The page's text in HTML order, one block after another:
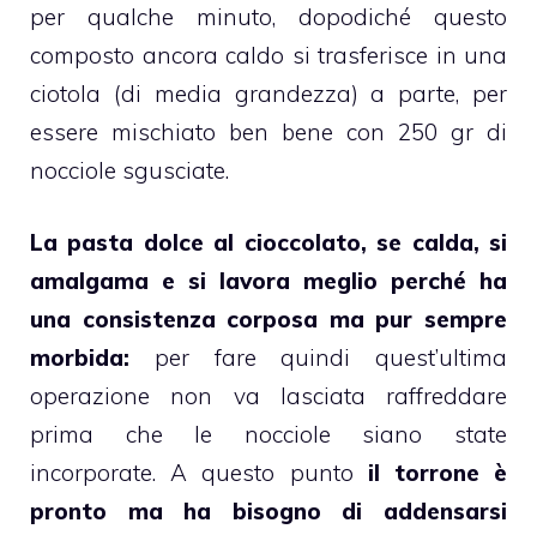
per qualche minuto, dopodiché questo
composto ancora caldo si trasferisce in una
ciotola (di media grandezza) a parte, per
essere mischiato ben bene con 250 gr di
nocciole sgusciate.
La pasta dolce al cioccolato, se calda, si
amalgama e si lavora meglio perché ha
una consistenza corposa ma pur sempre
morbida: per fare quindi quest’ultima
operazione non va lasciata raffreddare
prima che le nocciole siano state
incorporate. A questo punto il torrone è
pronto ma ha bisogno di addensarsi